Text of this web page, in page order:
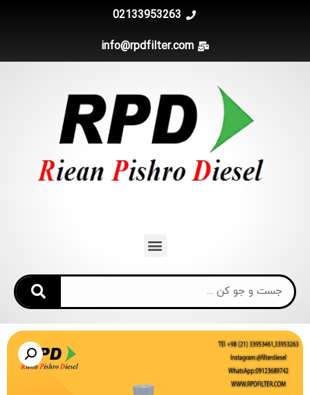
02133953263
info@rpdfilter.com